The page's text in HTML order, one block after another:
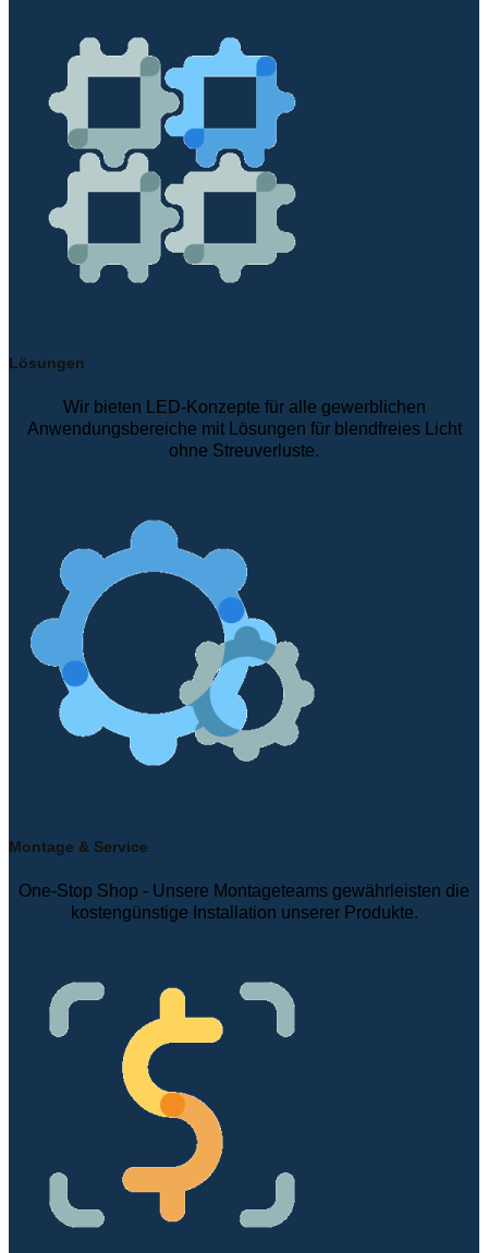
Lösungen
Wir bieten LED-Konzepte für alle gewerblichen
Anwendungsbereiche mit Lösungen für blendfreies Licht
ohne Streuverluste.
Montage & Service
One-Stop Shop - Unsere Montageteams gewährleisten die
kostengünstige Installation unserer Produkte.